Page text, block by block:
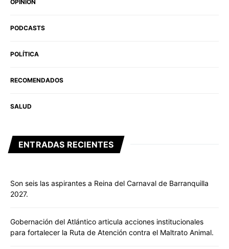
OPINIÓN
PODCASTS
POLÍTICA
RECOMENDADOS
SALUD
ENTRADAS RECIENTES
Son seis las aspirantes a Reina del Carnaval de Barranquilla
2027.
Gobernación del Atlántico articula acciones institucionales
para fortalecer la Ruta de Atención contra el Maltrato Animal.